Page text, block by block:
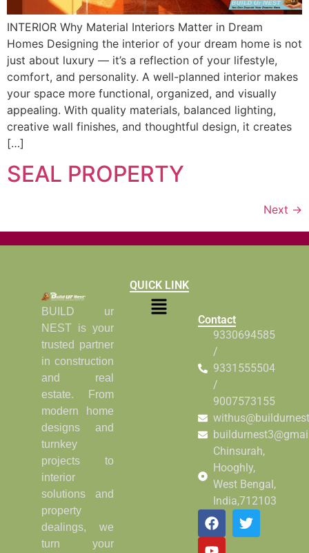
INTERIOR Why Material Interiors Matter in Dream
Homes Designing the interior of your dream home is not
just about luxury — it’s a reflection of your lifestyle,
comfort, and personality. A well-planned interior makes
your space more functional, organized, and visually
appealing. With quality materials, balanced lighting,
creative wall finishes, and thoughtful design, it creates
[…]
SEAL PROPERTY
Next →
BUILD ur
NEST is your
trusted partner
in construction
and real
estate. From
modern home
designs and
turnkey
projects to
interior
solutions and
property
dealings, we
turn your
QUICK LINK
Contact
9330694585
/
9331555504
/
9007573155
Chinsurah,
Hooghly,
West Bengal,
India,712103